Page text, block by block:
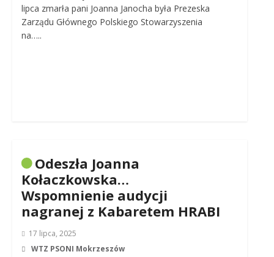
lipca zmarła pani Joanna Janocha była Prezeska
Zarządu Głównego Polskiego Stowarzyszenia
na…..
Odeszła Joanna
Kołaczkowska…
Wspomnienie audycji
nagranej z Kabaretem HRABI
17 lipca, 2025
WTZ PSONI Mokrzeszów